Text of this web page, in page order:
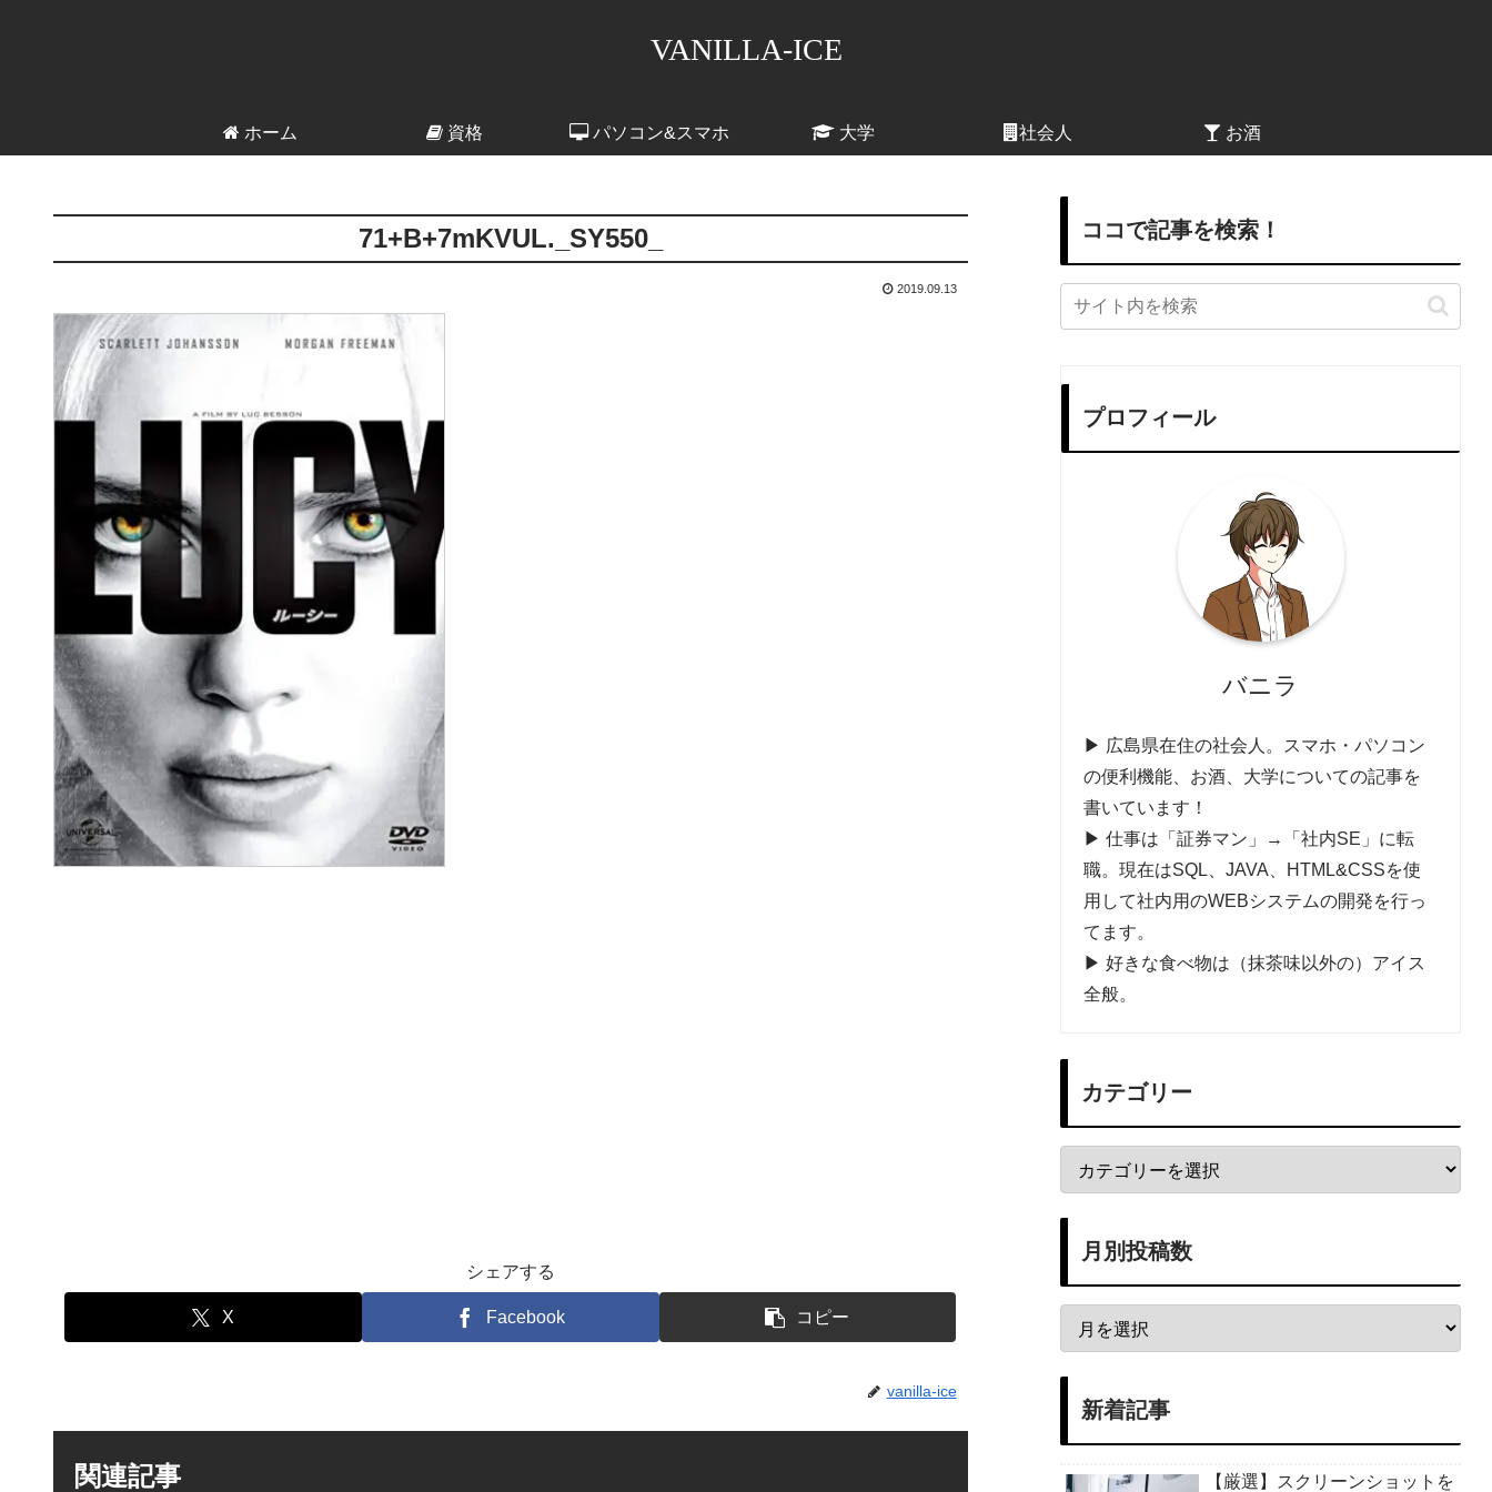
VANILLA-ICE
ホーム 資格 パソコン&スマホ 大学 社会人 お酒
71+B+7mKVUL._SY550_
2019.09.13
シェアする
X Facebook コピー
vanilla-ice
関連記事
ココで記事を検索！
プロフィール
バニラ
▶ 広島県在住の社会人。スマホ・パソコン
の便利機能、お酒、大学についての記事を
書いています！
▶ 仕事は「証券マン」→「社内SE」に転
職。現在はSQL、JAVA、HTML&CSSを使
用して社内用のWEBシステムの開発を行っ
てます。
▶ 好きな食べ物は（抹茶味以外の）アイス
全般。
カテゴリー
月別投稿数
新着記事
【厳選】スクリーンショットを